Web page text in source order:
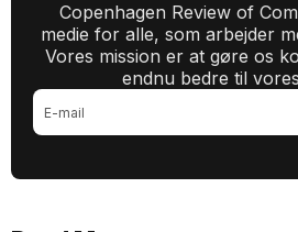
Copenhagen Review of
medie for alle, som arbejder
Vores mission er at gøre os
endnu bedre til